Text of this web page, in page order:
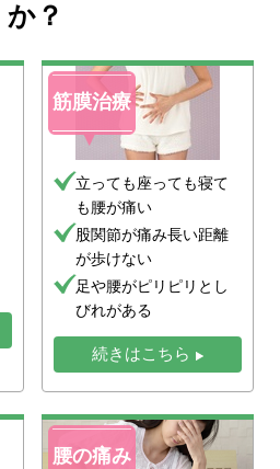
か？
筋膜治療
立っても座っても寝て
も腰が痛い
股関節が痛み長い距離
が歩けない
足や腰がピリピリとし
びれがある
続きはこちら
腰の痛み